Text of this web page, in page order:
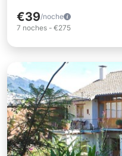
€39/noche
7 noches - €275